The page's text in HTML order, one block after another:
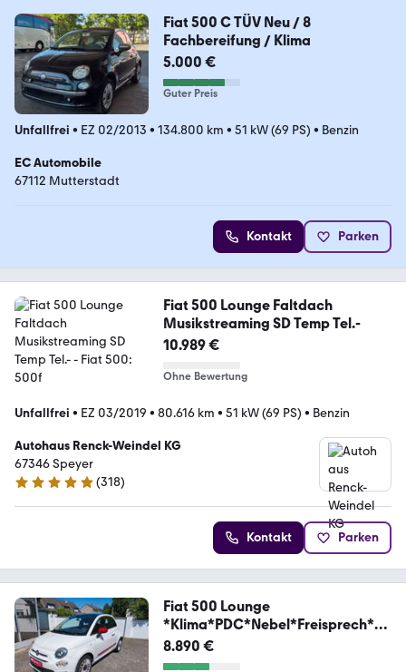
Fiat 500 C TÜV Neu / 8
Fachbereifung / Klima
5.000 €
Guter Preis
Unfallfrei • EZ 02/2013 • 134.800 km • 51 kW (69 PS) • Benzin
EC Automobile
67112 Mutterstadt
Kontakt Parken
Fiat 500 Lounge Faltdach
Musikstreaming SD Temp Tel.-
10.989 €
Ohne Bewertung
Unfallfrei • EZ 03/2019 • 80.616 km • 51 kW (69 PS) • Benzin
Autohaus Renck-Weindel KG
67346 Speyer
4.9 Sterne
(318)
Kontakt Parken
Fiat 500 Lounge
*Klima*PDC*Nebel*Freisprech*U
SB*
8.890 €